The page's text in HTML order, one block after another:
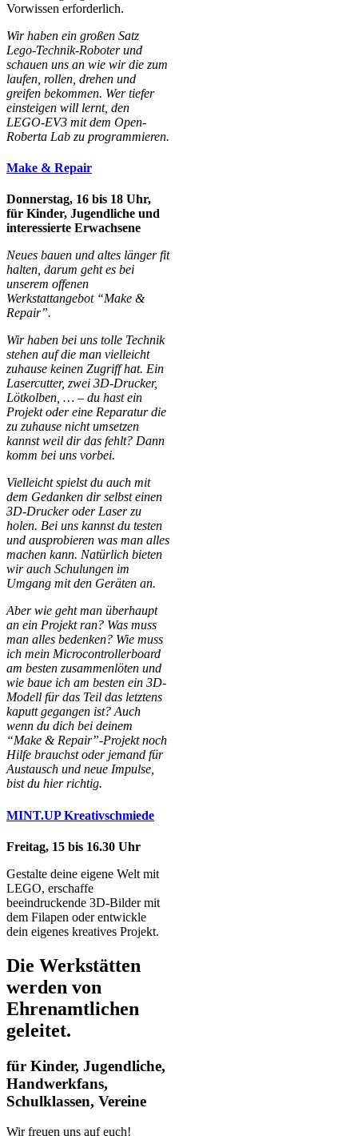
Vorwissen erforderlich.
Wir haben ein großen Satz
Lego-Technik-Roboter und
schauen uns an wie wir die zum
laufen, rollen, drehen und
greifen bekommen. Wer tiefer
einsteigen will lernt, den
LEGO-EV3 mit dem Open-
Roberta Lab zu programmieren.
Make & Repair
Donnerstag, 16 bis 18 Uhr,
für Kinder, Jugendliche und
interessierte Erwachsene
Neues bauen und altes länger fit
halten, darum geht es bei
unserem offenen
Werkstattangebot “Make &
Repair”.
Wir haben bei uns tolle Technik
stehen auf die man vielleicht
zuhause keinen Zugriff hat. Ein
Lasercutter, zwei 3D-Drucker,
Lötkolben, … – du hast ein
Projekt oder eine Reparatur die
zu zuhause nicht umsetzen
kannst weil dir das fehlt? Dann
komm bei uns vorbei.
Vielleicht spielst du auch mit
dem Gedanken dir selbst einen
3D-Drucker oder Laser zu
holen. Bei uns kannst du testen
und ausprobieren was man alles
machen kann. Natürlich bieten
wir auch Schulungen im
Umgang mit den Geräten an.
Aber wie geht man überhaupt
an ein Projekt ran? Was muss
man alles bedenken? Wie muss
ich mein Microcontrollerboard
am besten zusammenlöten und
wie baue ich am besten ein 3D-
Modell für das Teil das letztens
kaputt gegangen ist? Auch
wenn du dich bei deinem
“Make & Repair”-Projekt noch
Hilfe brauchst oder jemand für
Austausch und neue Impulse,
bist du hier richtig.
MINT.UP Kreativschmiede
Freitag, 15 bis 16.30 Uhr
Gestalte deine eigene Welt mit
LEGO, erschaffe
beeindruckende 3D-Bilder mit
dem Filapen oder entwickle
dein eigenes kreatives Projekt.
Die Werkstätten
werden von
Ehrenamtlichen
geleitet.
für Kinder, Jugendliche,
Handwerkfans,
Schulklassen, Vereine
Wir freuen uns auf euch!